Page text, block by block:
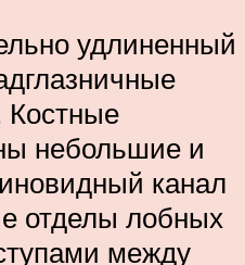
удлиненный
Костные
небольшие и
канал
отделы лобных
между